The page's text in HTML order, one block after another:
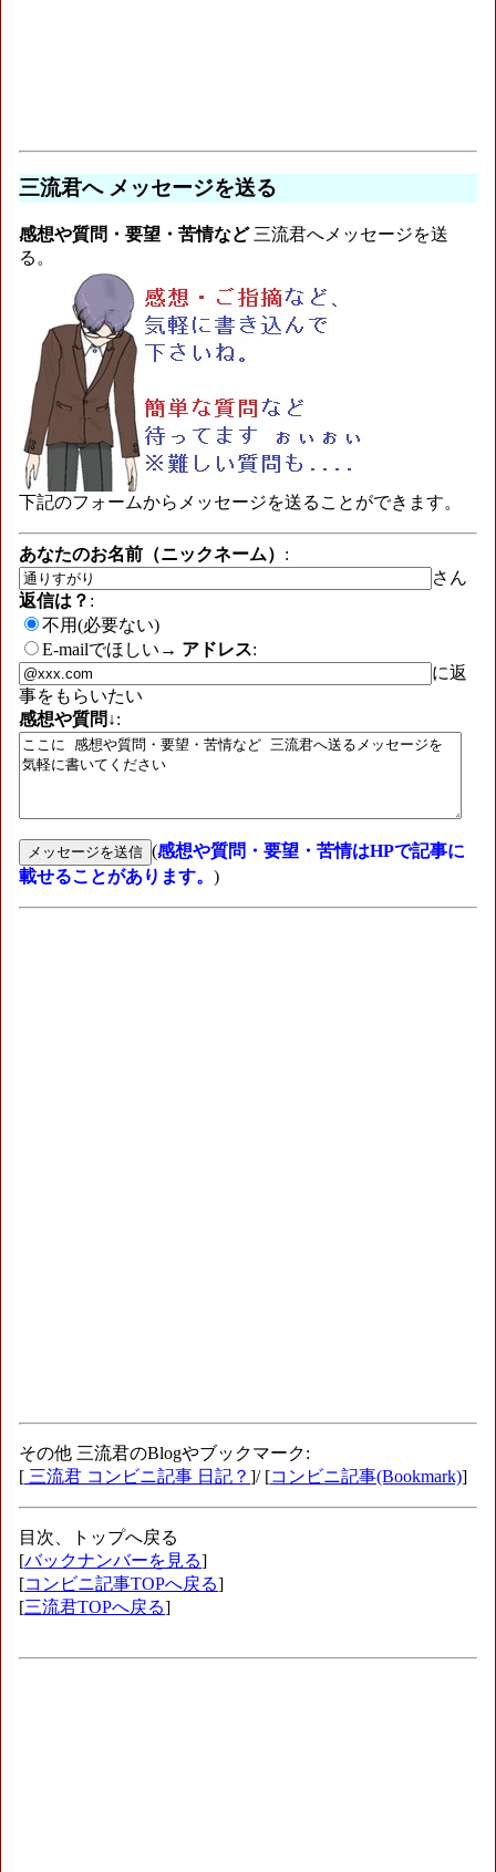
三流君へ メッセージを送る
感想や質問・要望・苦情など三流君へメッセージを送
る。
下記のフォームからメッセージを送ることができます。
あなたのお名前（ニックネーム） :
さん
返信は？ :
不用(必要ない)
E-mailでほしい→ アドレス:
に返
事をもらいたい
感想や質問↓:
(感想や質問・要望・苦情はHPで記事に
載せることがあります。 )
その他 三流君のBlogやブックマーク:
[ 三流君 コンビニ記事 日記？ ]/ [コンビニ記事(Bookmark)]
目次、トップへ戻る
[バックナンバーを見る]
[コンビニ記事TOPへ戻る]
[三流君TOPへ戻る]